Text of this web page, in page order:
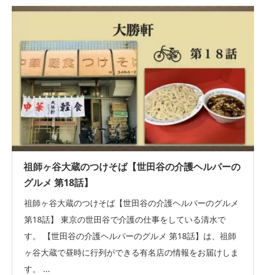
祖師ヶ谷大蔵のつけそば【世田谷の介護ヘルパーの
グルメ 第18話】
祖師ヶ谷大蔵のつけそば【世田谷の介護ヘルパーのグルメ
第18話】 東京の世田谷で介護の仕事をしている清水で
す。 【世田谷の介護ヘルパーのグルメ 第18話】は、祖師
ヶ谷大蔵で昼時に行列ができる有名店の情報をお届けしま
す。 ...